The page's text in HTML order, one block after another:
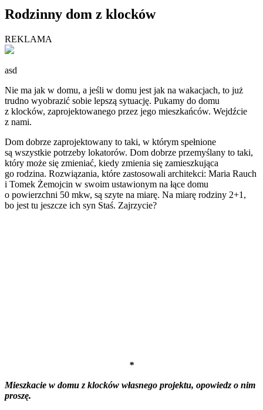
Rodzinny dom z klocków
REKLAMA
asd
Nie ma jak w domu, a jeśli w domu jest jak na wakacjach, to już
trudno wyobrazić sobie lepszą sytuację. Pukamy do domu
z klocków, zaprojektowanego przez jego mieszkańców. Wejdźcie
z nami.
Dom dobrze zaprojektowany to taki, w którym spełnione
są wszystkie potrzeby lokatorów. Dom dobrze przemyślany to taki,
który może się zmieniać, kiedy zmienia się zamieszkująca
go rodzina. Rozwiązania, które zastosowali architekci: Maria Rauch
i Tomek Żemojcin w swoim ustawionym na łące domu
o powierzchni 50 mkw, są szyte na miarę. Na miarę rodziny 2+1,
bo jest tu jeszcze ich syn Staś. Zajrzycie?
*
Mieszkacie w domu z klocków własnego projektu, opowiedz o nim
proszę.